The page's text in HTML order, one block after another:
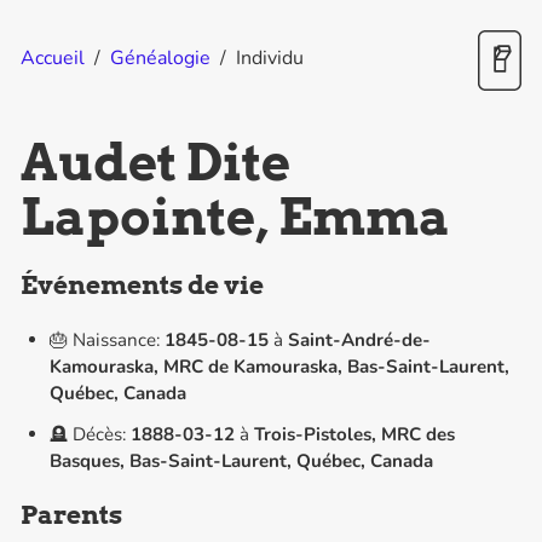
Accueil / Généalogie / Individu
Audet Dite
Lapointe, Emma
Événements de vie
🎂 Naissance: 1845-08-15à Saint-André-de-
Kamouraska, MRC de Kamouraska, Bas-Saint-Laurent,
Québec, Canada
🪦 Décès: 1888-03-12à Trois-Pistoles, MRC des
Basques, Bas-Saint-Laurent, Québec, Canada
Parents